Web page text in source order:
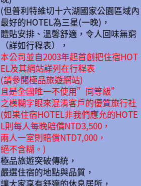
(但普利特維切十六湖國家公園區域內
最好的HOTEL為三星(一晚)，
體貼安排、溫馨舒適，令人回味無窮
（詳如行程表），
本公司並自2003年起首創把住宿HOT
EL及其網站詳列在行程表
(請參閱極品旅遊網站)
且是全國唯一不使用”同等級”
之模糊字眼來混淆客戶的優質旅行社
(如果住宿HOTEL非我們應允的HOTE
L則每人每晚賠償NTD3,500，
兩人一室則賠償NTD7,000，
絕不含糊。)
極品旅遊突破傳統，
嚴選住宿的地點與品質，
讓大家享有舒適的休息居所，